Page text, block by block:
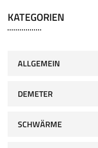
KATEGORIEN
ALLGEMEIN
DEMETER
SCHWÄRME